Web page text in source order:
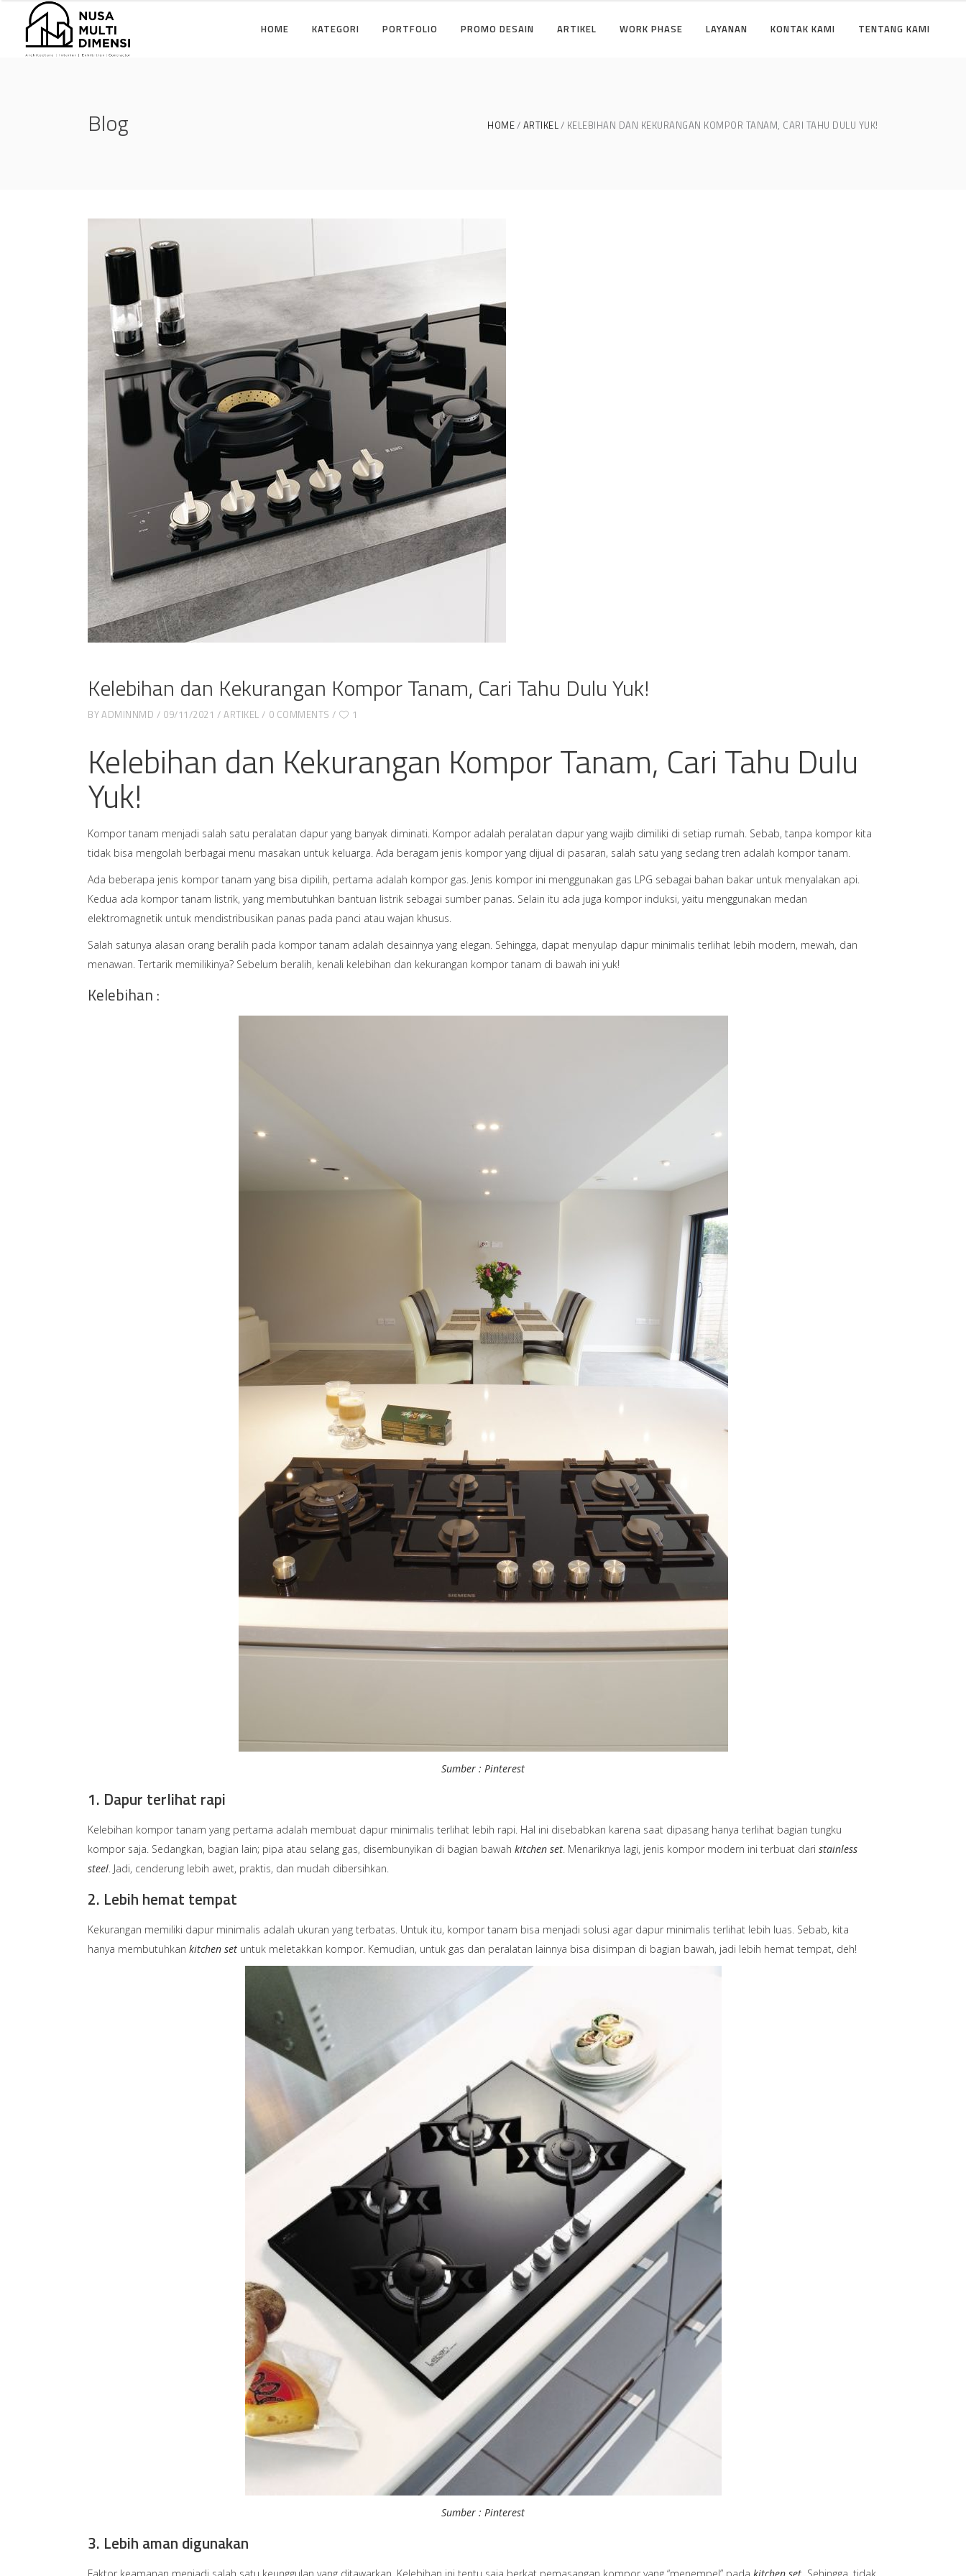
HOME KATEGORI PORTFOLIO PROMO DESAIN ARTIKEL WORK PHASE LAYANAN KONTAK KAMI TENTANG KAMI
Blog HOME ARTIKEL KELEBIHAN DAN KEKURANGAN KOMPOR TANAM, CARI TAHU DULU YUK!
Kelebihan dan Kekurangan Kompor Tanam, Cari Tahu Dulu Yuk!
BYADMINNMD 09/11/2021 ARTIKEL 0 COMMENTS 1
Kelebihan dan Kekurangan Kompor Tanam, Cari Tahu Dulu
Yuk!
Kompor tanam menjadi salah satu peralatan dapur yang banyak diminati. Kompor adalah peralatan dapur yang wajib dimiliki di setiap rumah. Sebab, tanpa kompor kita
tidak bisa mengolah berbagai menu masakan untuk keluarga. Ada beragam jenis kompor yang dijual di pasaran, salah satu yang sedang tren adalah kompor tanam.
Ada beberapa jenis kompor tanam yang bisa dipilih, pertama adalah kompor gas. Jenis kompor ini menggunakan gas LPG sebagai bahan bakar untuk menyalakan api.
Kedua ada kompor tanam listrik, yang membutuhkan bantuan listrik sebagai sumber panas. Selain itu ada juga kompor induksi, yaitu menggunakan medan
elektromagnetik untuk mendistribusikan panas pada panci atau wajan khusus.
Salah satunya alasan orang beralih pada kompor tanam adalah desainnya yang elegan. Sehingga, dapat menyulap dapur minimalis terlihat lebih modern, mewah, dan
menawan. Tertarik memilikinya? Sebelum beralih, kenali kelebihan dan kekurangan kompor tanam di bawah ini yuk!
Kelebihan :
Sumber : Pinterest
1. Dapur terlihat rapi
Kelebihan kompor tanam yang pertama adalah membuat dapur minimalis terlihat lebih rapi. Hal ini disebabkan karena saat dipasang hanya terlihat bagian tungku
kompor saja. Sedangkan, bagian lain; pipa atau selang gas, disembunyikan di bagian bawah kitchen set. Menariknya lagi, jenis kompor modern ini terbuat dari stainless
steel. Jadi, cenderung lebih awet, praktis, dan mudah dibersihkan.
2. Lebih hemat tempat
Kekurangan memiliki dapur minimalis adalah ukuran yang terbatas. Untuk itu, kompor tanam bisa menjadi solusi agar dapur minimalis terlihat lebih luas. Sebab, kita
hanya membutuhkan kitchen set untuk meletakkan kompor. Kemudian, untuk gas dan peralatan lainnya bisa disimpan di bagian bawah, jadi lebih hemat tempat, deh!
Sumber : Pinterest
3. Lebih aman digunakan